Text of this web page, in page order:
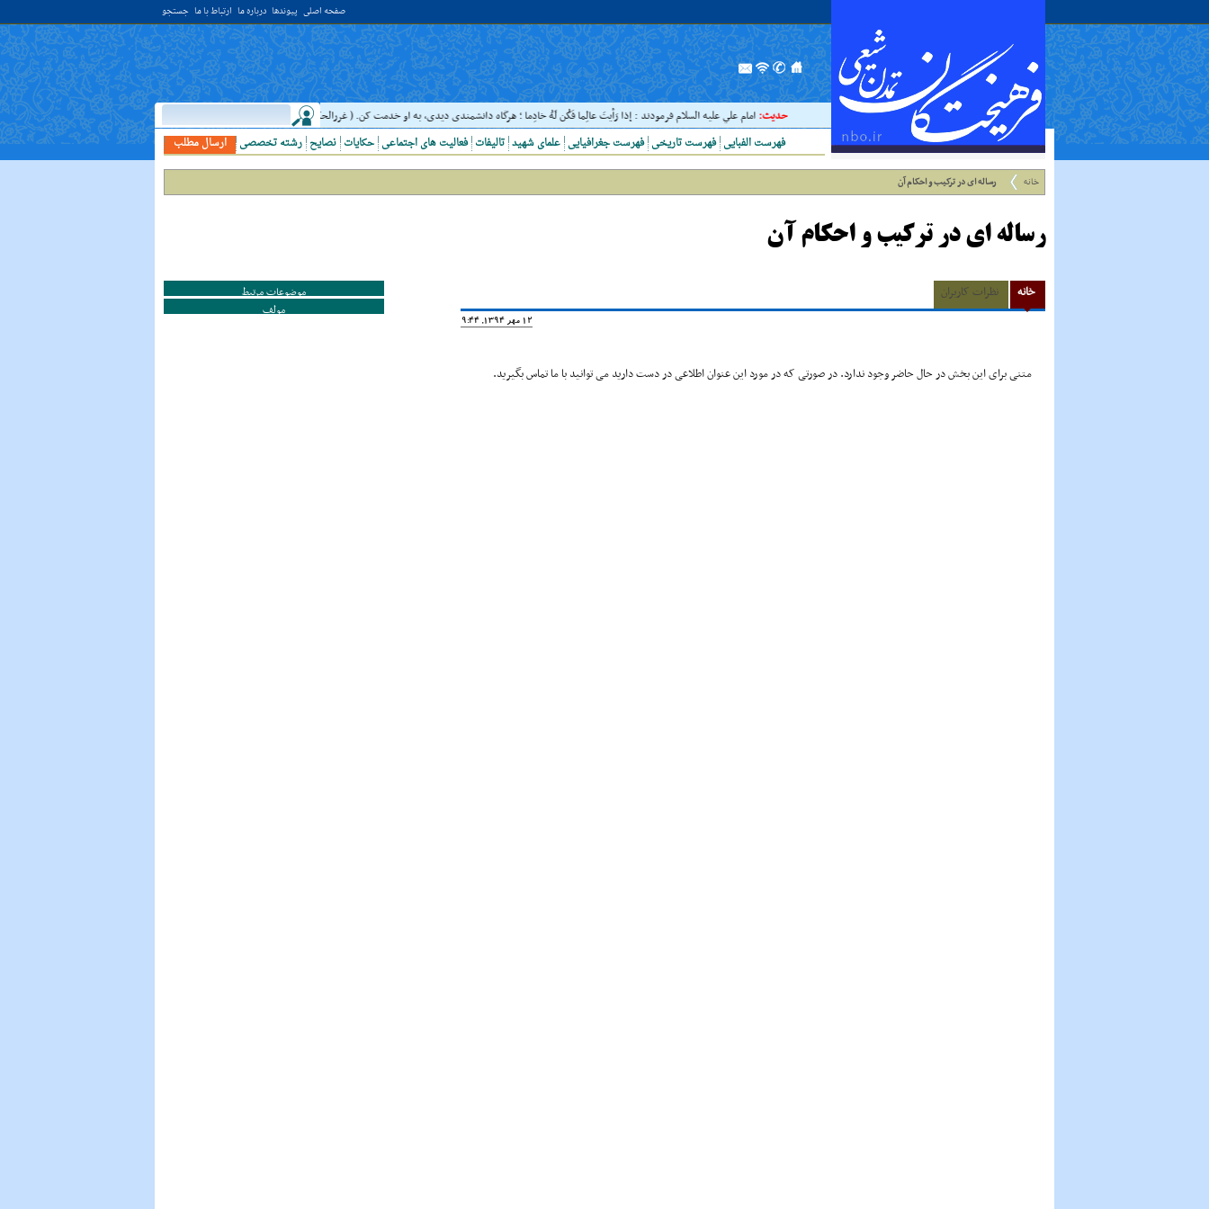
صفحه اصلی پیوندها درباره ما ارتباط با ما جستجو
حدیث:امام علي عليه السلام فرمودند : إذا رَأيتَ عالِما فَکُن لَهُ خادِما ؛ هرگاه دانشمندى ديدى، به او خدمت کن. ( غررالحکم ح ۴۰۴۴ )
امام علي (عليه السلام) فرمودند: النَّظرُ
ارسال مطلب
رشته تخصصی نصایح حکایات فعالیت های اجتماعی تالیفات علمای شهید فهرست جغرافیایی فهرست تاریخی فهرست الفبایی
خانه رساله اى در ترکیب و احکام آن
رساله اى در ترکیب و احکام آن
خانه نظرات کاربران
12 مهر 1394, 19:44
متنی برای این بخش در حال حاضر وجود ندارد. در صورتی که در مورد این عنوان اطلاعی در دست دارید می توانید با ما تماس بگیرید.
موضوعات مرتبط
مولف